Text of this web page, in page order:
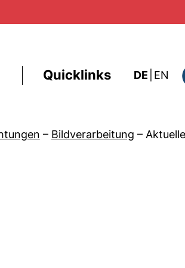
Quicklinks DE EN :
– Bildverarbeitung –